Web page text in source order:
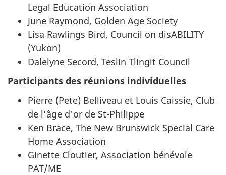
Legal Education Association
June Raymond, Golden Age Society
Lisa Rawlings Bird, Council on disABILITY
(Yukon)
Dalelyne Secord, Teslin Tlingit Council
Participants des réunions individuelles
Pierre (Pete) Belliveau et Louis Caissie, Club
de l’âge d'or de St-Philippe
Ken Brace, The New Brunswick Special Care
Home Association
Ginette Cloutier, Association bénévole
PAT/ME